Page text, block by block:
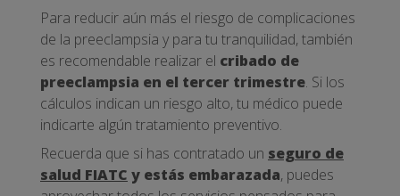
Para reducir aún más el riesgo de complicaciones
de la preeclampsia y para tu tranquilidad, también
es recomendable realizar el cribado de
preeclampsia en el tercer trimestre. Si los
cálculos indican un riesgo alto, tu médico puede
indicarte algún tratamiento preventivo.
Recuerda que si has contratado un seguro de
salud FIATC y estás embarazada, puedes